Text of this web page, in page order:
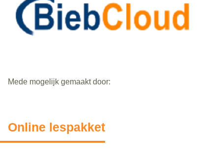
Mede mogelijk gemaakt door:
Online lespakket